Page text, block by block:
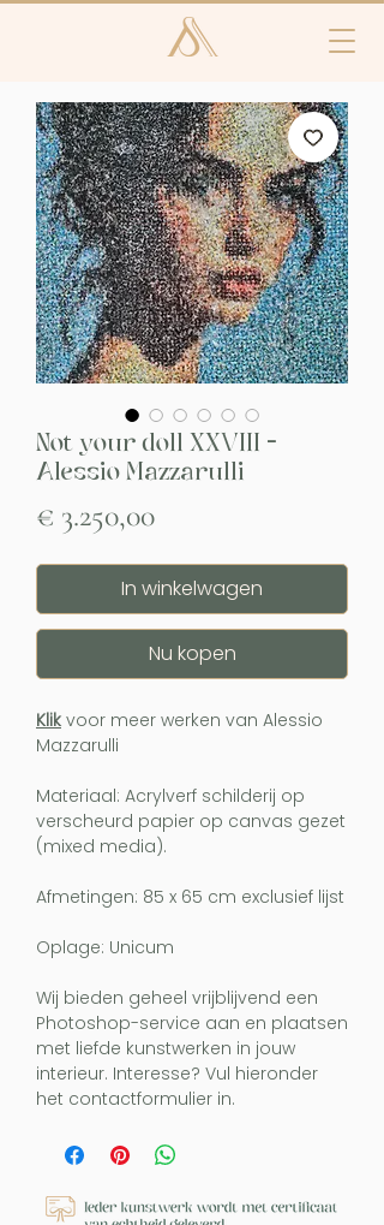
Not your doll XXVIII -
Alessio Mazzarulli
€ 3.250,00Prijs
In winkelwagen
Nu kopen
Klik voor meer werken van Alessio
Mazzarulli
Materiaal: Acrylverf schilderij op
verscheurd papier op canvas gezet
(mixed media).
Afmetingen: 85 x 65 cm exclusief lijst
Oplage: Unicum
Wij bieden geheel vrijblijvend een
Photoshop-service aan en plaatsen
met liefde kunstwerken in jouw
interieur. Interesse? Vul hieronder
het contactformulier in.